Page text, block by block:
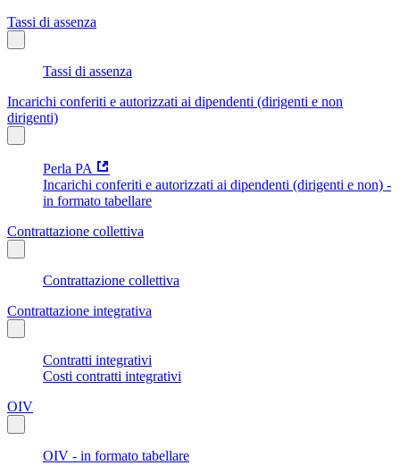
Tassi di assenza
Tassi di assenza
Incarichi conferiti e autorizzati ai dipendenti (dirigenti e non
dirigenti)
Perla PA
Incarichi conferiti e autorizzati ai dipendenti (dirigenti e non) -
in formato tabellare
Contrattazione collettiva
Contrattazione collettiva
Contrattazione integrativa
Contratti integrativi
Costi contratti integrativi
OIV
OIV - in formato tabellare